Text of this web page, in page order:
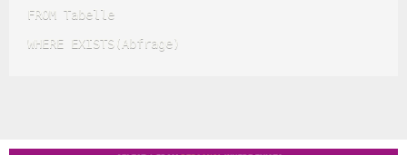
FROM Tabelle
WHERE EXISTS(Abfrage)